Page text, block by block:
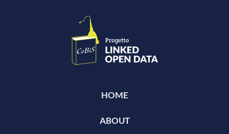
HOME
ABOUT